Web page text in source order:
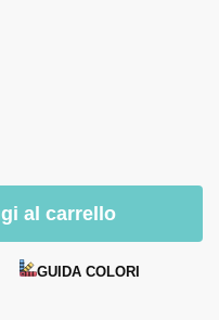
al carrello
GUIDA COLORI